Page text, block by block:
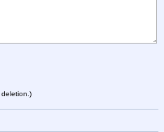
deletion.)